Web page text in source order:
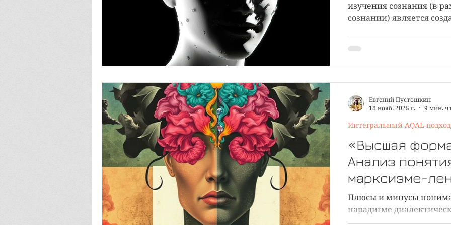
изучения сознания (в
сознании) является
дисциплины,
го лица (а также
«Высшая
Анализ
марксизме-
призму
метатеории
Плюсы и минусы
парадигме
сквозь призму
Интегральный AQAL-подход
Евгений Пустошкин
18 нояб. 2025 г.
9 мин.